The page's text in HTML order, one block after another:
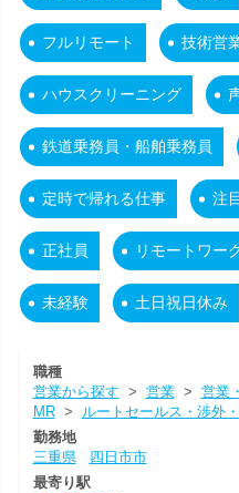
フルリモート 技術営
ハウスクリーニング
鉄道乗務員・船舶乗務員
定時で帰れる仕事 注
正社員 リモートワー
未経験 土日祝日休み
職種
営業から探す > 営業> 営業
MR> ルートセールス・渉外
勤務地
三重県
四日市市
最寄り駅